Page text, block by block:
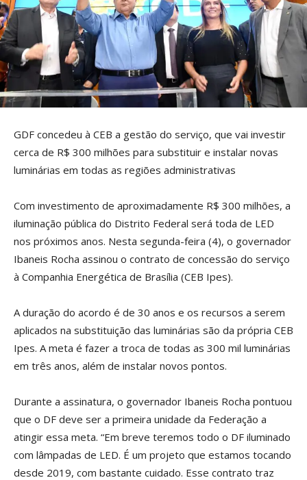
GDF concedeu à CEB a gestão do serviço, que vai investir
cerca de R$ 300 milhões para substituir e instalar novas
luminárias em todas as regiões administrativas
Com investimento de aproximadamente R$ 300 milhões, a
iluminação pública do Distrito Federal será toda de LED
nos próximos anos. Nesta segunda-feira (4), o governador
Ibaneis Rocha assinou o contrato de concessão do serviço
à Companhia Energética de Brasília (CEB Ipes).
A duração do acordo é de 30 anos e os recursos a serem
aplicados na substituição das luminárias são da própria CEB
Ipes. A meta é fazer a troca de todas as 300 mil luminárias
em três anos, além de instalar novos pontos.
Durante a assinatura, o governador Ibaneis Rocha pontuou
que o DF deve ser a primeira unidade da Federação a
atingir essa meta. “Em breve teremos todo o DF iluminado
com lâmpadas de LED. É um projeto que estamos tocando
desde 2019, com bastante cuidado. Esse contrato traz